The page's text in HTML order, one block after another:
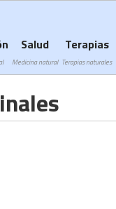
Salud
Medicina natural
Terapias
Terapias naturales